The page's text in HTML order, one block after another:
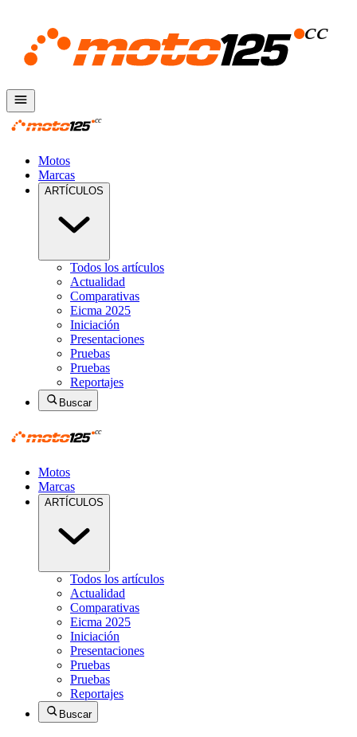
Motos
Marcas
ARTÍCULOS
Todos los artículos
Actualidad
Comparativas
Eicma 2025
Iniciación
Presentaciones
Pruebas
Pruebas
Reportajes
Buscar
Motos
Marcas
ARTÍCULOS
Todos los artículos
Actualidad
Comparativas
Eicma 2025
Iniciación
Presentaciones
Pruebas
Pruebas
Reportajes
Buscar